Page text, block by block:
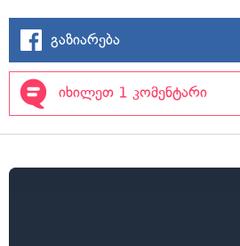
გაზიარება
იხილეთ 1 კომენტარი